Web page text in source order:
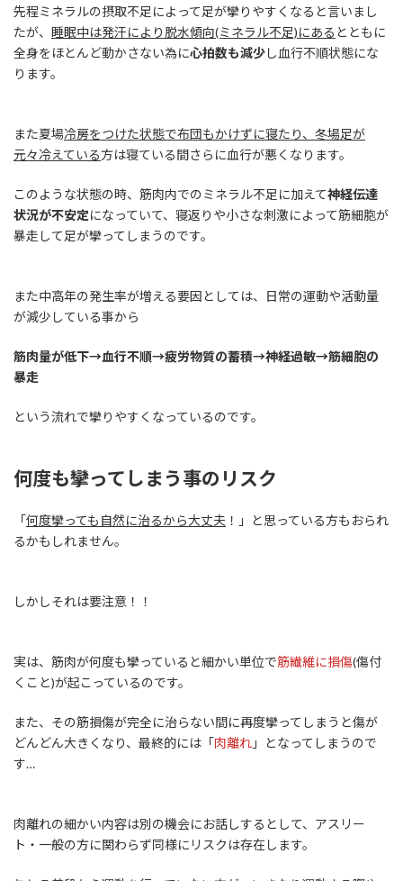
先程ミネラルの摂取不足によって足が攣りやすくなると言いまし
たが、 睡眠中は発汗により脱水傾向(ミネラル不足)にある とともに
全身をほとんど動かさない為に心拍数も減少し血行不順状態にな
ります。
また夏場冷房をつけた状態で布団もかけずに寝たり、冬場足が
元々冷えている方は寝ている間さらに血行が悪くなります。
このような状態の時、筋肉内でのミネラル不足に加えて神経伝達
状況が不安定になっていて、寝返りや小さな刺激によって筋細胞が
暴走して足が攣ってしまうのです。
また中高年の発生率が増える要因としては、日常の運動や活動量
が減少している事から
筋肉量が低下→血行不順→疲労物質の蓄積→神経過敏→筋細胞の
暴走
という流れで攣りやすくなっているのです。
何度も攣ってしまう事のリスク
「何度攣っても自然に治るから大丈夫 ！」と思っている方もおられ
るかもしれません。
しかしそれは要注意！！
実は、筋肉が何度も攣っていると細かい単位で筋繊維に損傷(傷付
くこと)が起こっているのです。
また、その筋損傷が完全に治らない間に再度攣ってしまうと傷が
どんどん大きくなり、最終的には「肉離れ 」となってしまうので
す…
肉離れの細かい内容は別の機会にお話しするとして、アスリー
ト・一般の方に関わらず同様にリスクは存在します。